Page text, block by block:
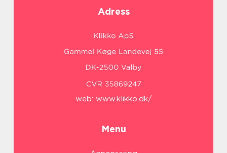
Adress
web: www.klikko.dk/
Menu